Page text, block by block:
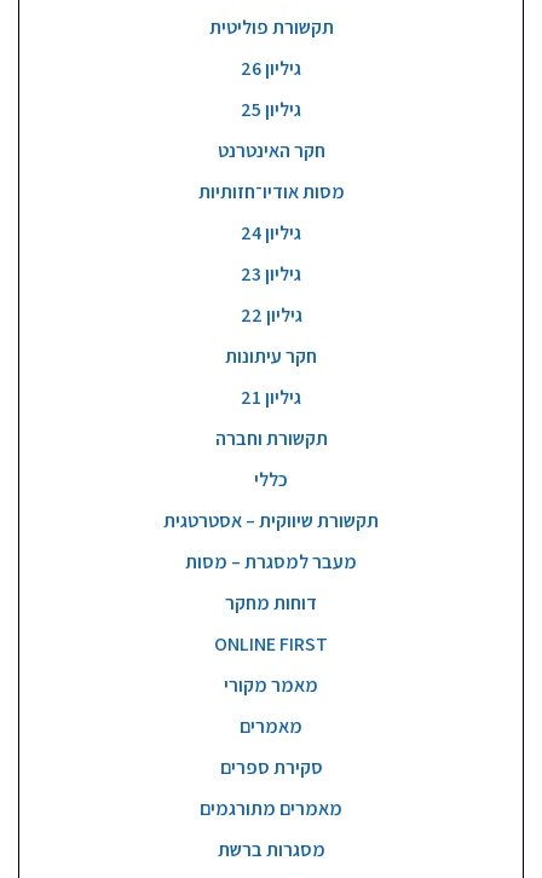
תקשורת פוליטית
גיליון 26
גיליון 25
חקר האינטרנט
מסות אודיו־חזותיות
גיליון 24
גיליון 23
גיליון 22
חקר עיתונות
גיליון 21
תקשורת וחברה
כללי
תקשורת שיווקית – אסטרטגית
מעבר למסגרת – מסות
דוחות מחקר
ONLINE FIRST
מאמר מקורי
מאמרים
סקירת ספרים
מאמרים מתורגמים
מסגרות ברשת